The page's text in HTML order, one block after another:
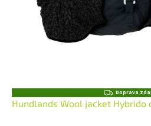
Z
D
A
Doprava
Hundlands Wool jacket Hybrido